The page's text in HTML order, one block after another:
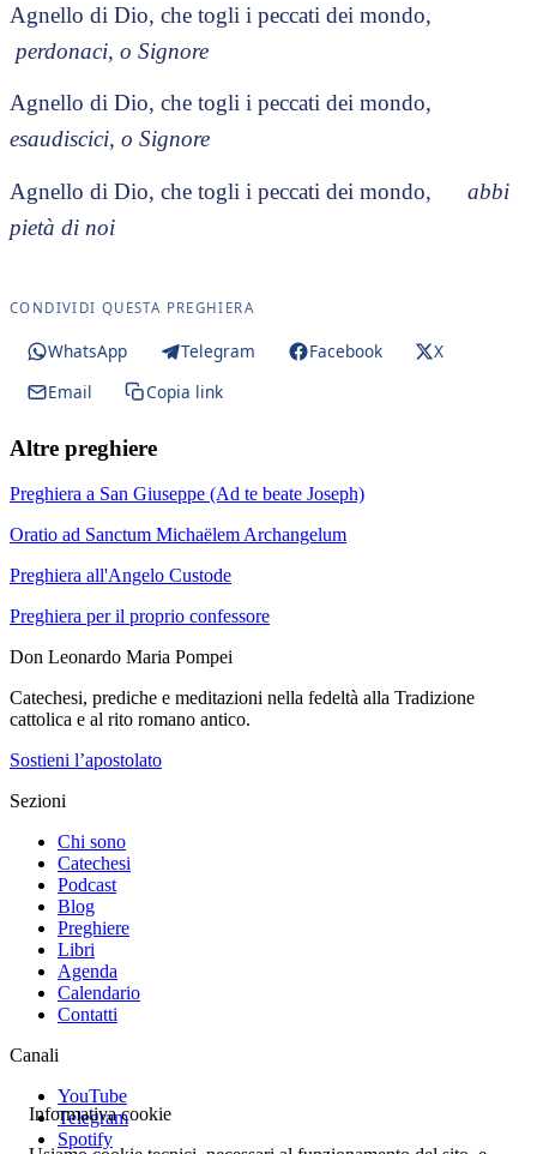
Agnello di Dio, che togli i peccati dei mondo,
perdonaci, o Signore
Agnello di Dio, che togli i peccati dei mondo,
esaudiscici, o Signore
Agnello di Dio, che togli i peccati dei mondo, abbi
pietà di noi
CONDIVIDI QUESTA PREGHIERA
WhatsApp Telegram Facebook
X
Email
Copia link
Altre preghiere
Preghiera a San Giuseppe (Ad te beate Joseph)
Oratio ad Sanctum Michaëlem Archangelum
Preghiera all'Angelo Custode
Preghiera per il proprio confessore
Don Leonardo Maria Pompei
Catechesi, prediche e meditazioni nella fedeltà alla Tradizione
cattolica e al rito romano antico.
Sostieni l’apostolato
Sezioni
Chi sono
Catechesi
Podcast
Blog
Preghiere
Libri
Agenda
Calendario
Contatti
Canali
YouTube
Telegram
Spotify
Informativa cookie